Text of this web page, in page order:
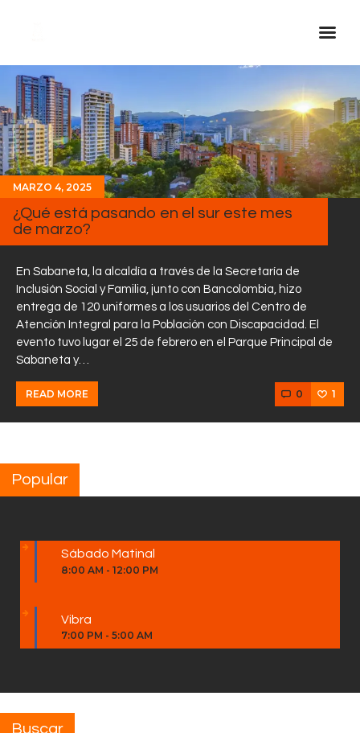
Inicio Real FM
Streaming
En Vivo
Descarga La APP
Programas
Noticias
Equipo
Sobre Nosotros
Contactos
MARZO 4, 2025
¿Qué está pasando en el sur este mes
de marzo?
En Sabaneta, la alcaldía a través de la Secretaría de
Inclusión Social y Familia, junto con Bancolombia, hizo
entrega de 120 uniformes a los usuarios del Centro de
Atención Integral para la Población con Discapacidad. El
evento tuvo lugar el 25 de febrero en el Parque Principal de
Sabaneta y…
READ MORE 0 1
Popular
Sábado Matinal
8:00 AM - 12:00 PM
Vibra
7:00 PM - 5:00 AM
Buscar